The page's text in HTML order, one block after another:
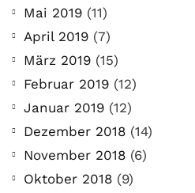
Mai 2019 (11)
April 2019 (7)
März 2019 (15)
Februar 2019 (12)
Januar 2019 (12)
Dezember 2018 (14)
November 2018 (6)
Oktober 2018 (9)